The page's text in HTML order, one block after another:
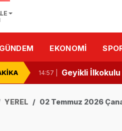
GÜNDEM EKONOMI
Ezineli
Ezine’de
10:46 | Ezine’de
14:57 | Geyikli
Ezine ve
YEREL 02 Temmuz 2026